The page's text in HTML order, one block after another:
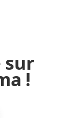
sur
!